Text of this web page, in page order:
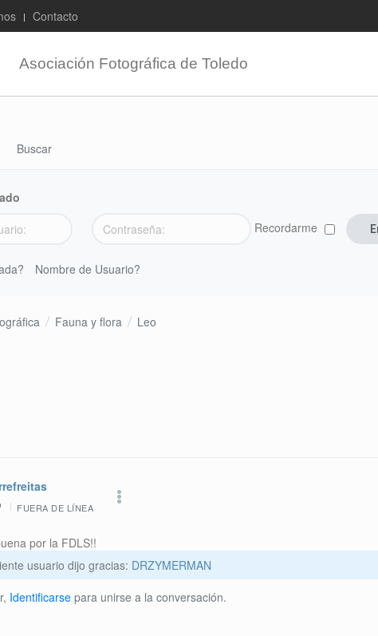
Contacto
Asociación Fotográfica de Toledo
Buscar
Recordarme
Nombre de Usuario?
Fauna y flora Leo
FUERA DE LÍNEA
por la FDLS!!
usuario dijo gracias: DRZYMERMAN
Identificarse para unirse a la conversación.